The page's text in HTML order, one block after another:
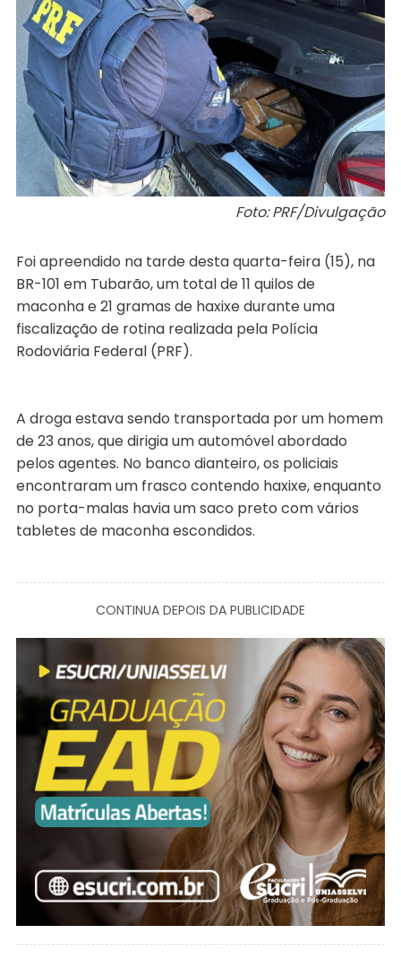
Foto: PRF/Divulgação
Foi apreendido na tarde desta quarta-feira (15), na
BR-101 em Tubarão, um total de 11 quilos de
maconha e 21 gramas de haxixe durante uma
fiscalização de rotina realizada pela Polícia
Rodoviária Federal (PRF).
A droga estava sendo transportada por um homem
de 23 anos, que dirigia um automóvel abordado
pelos agentes. No banco dianteiro, os policiais
encontraram um frasco contendo haxixe, enquanto
no porta-malas havia um saco preto com vários
tabletes de maconha escondidos.
CONTINUA DEPOIS DA PUBLICIDADE